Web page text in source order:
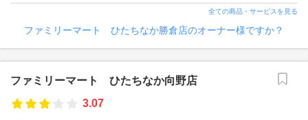
全ての商品・サービスを見る
ファミリーマート ひたちなか勝倉店のオーナー様ですか？
ファミリーマート ひたちなか向野店
3.07